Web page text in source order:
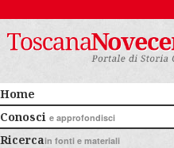
Home
Conosci e approfondisci
Ricercain fonti e materiali